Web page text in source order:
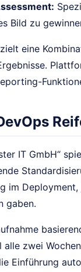
Bild zu
eine
IT GmbH“
im
gaben.
alle zwei
Einführung